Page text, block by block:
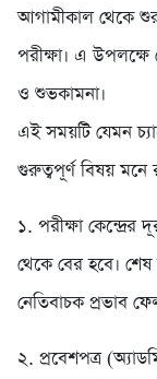
আগামীকাল থেকে
পরীক্ষা। এ
ও শুভকামনা।
এই সময়টি যেমন
গুরুত্বপূর্ণ বিষয়
১. পরীক্ষা কেন্দ্রের
থেকে বের হবে।
নেতিবাচক প্রভাব
২. প্রবেশপত্র